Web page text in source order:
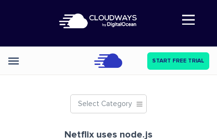
Abre a navegação
Categories START FREE TRIAL
Select Category
Netflix uses node.js